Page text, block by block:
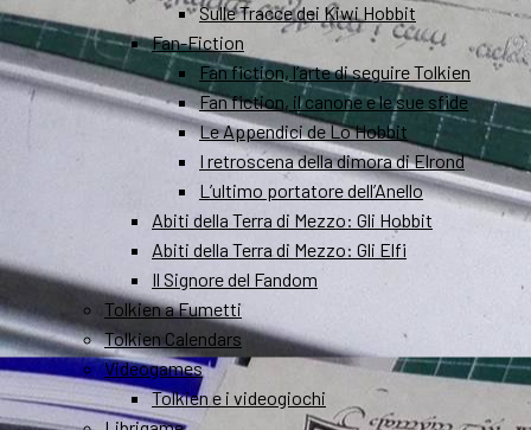
Sulle Tracce dei Kiwi Hobbit
Fan-Fiction
Fan fiction, l’arte di seguire Tolkien
Fan fiction, il canone e le sue sfide
Le Appendici de Lo Hobbit
I retroscena della dimora di Elrond
L’ultimo portatore dell’Anello
Abiti della Terra di Mezzo: Gli Hobbit
Abiti della Terra di Mezzo: Gli Elfi
Il Signore del Fandom
Tolkien a Fumetti
Tolkien Calendars
Videogames
Tolkien e i videogiochi